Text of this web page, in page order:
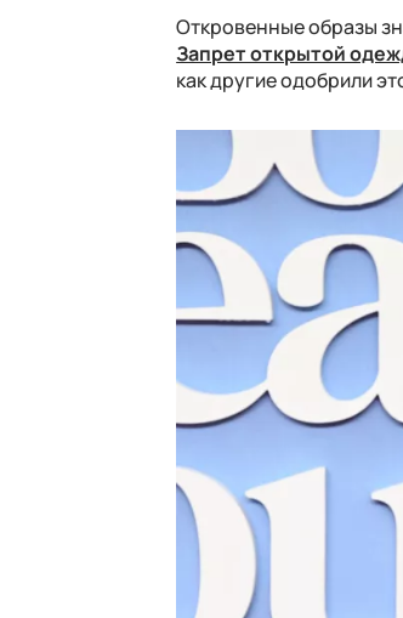
Откровенные образы
Запрет открытой
как другие одобрили